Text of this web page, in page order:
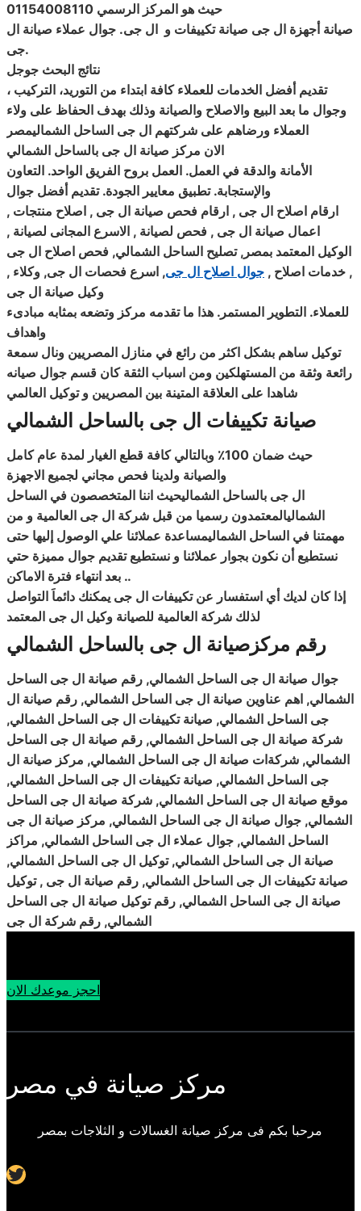
حيث هو المركز الرسمي 01154008110
صيانة أجهزة ال جى صيانة تكييفات و ال جى. جوال عملاء صيانة ال
جى.
نتائج البحث جوجل
تقديم أفضل الخدمات للعملاء كافة ابتداء من التوريد، التركيب ،
وجوال ما بعد البيع والاصلاح والصيانة وذلك بهدف الحفاظ على ولاء
العملاء ورضاهم على شركتهم ال جى الساحل الشماليمصر
الان مركز صيانة ال جى بالساحل الشمالي
الأمانة والدقة في العمل. العمل بروح الفريق الواحد. التعاون
والإستجابة. تطبيق معايير الجودة. تقديم أفضل جوال
ارقام اصلاح ال جى , ارقام فحص صيانة ال جى , اصلاح منتجات ,
اعمال صيانة ال جى , فحص لصيانة , الاسرع المجانى لصيانة ,
الوكيل المعتمد بمصر, تصليح الساحل الشمالي, فحص اصلاح ال جى
, خدمات اصلاح , جوال اصلاح ال جى, اسرع فحصات ال جى, وكلاء ,
وكيل صيانة ال جى
للعملاء. التطوير المستمر. هذا ما تقدمه مركز وتضعه بمثابه مبادىء
واهداف
توكيل ساهم بشكل اكثر من رائع في منازل المصريين ونال سمعة
رائعة وثقة من المستهلكين ومن اسباب الثقة كان قسم جوال صيانه
شاهدا على العلاقة المتينة بين المصريين و توكيل العالمي
صيانة تكييفات ال جى بالساحل الشمالي
حيث ضمان 100٪ وبالتالي كافة قطع الغيار لمدة عام كامل
والصيانة ولدينا فحص مجاني لجميع الاجهزة
ال جى بالساحل الشماليحيث اننا المتخصصون في الساحل
الشماليالمعتمدون رسميا من قبل شركة ال جى العالمية و من
مهمتنا في الساحل الشماليمساعدة عملائنا علي الوصول إليها حتى
نستطيع أن نكون بجوار عملائنا و نستطيع تقديم جوال مميزة حتي
..
إذا كان لديك أي استفسار عن تكييفات ال جى يمكنك دائماَ التواصل
لذلك شركة العالمية للصيانة وكيل ال جى المعتمد
رقم مركزصيانة ال جى بالساحل الشمالي
جوال صيانة ال جى الساحل الشمالي, رقم صيانة ال جى الساحل
الشمالي, اهم عناوين صيانة ال جى الساحل الشمالي, رقم صيانة ال
جى الساحل الشمالي, صيانة تكييفات ال جى الساحل الشمالي,
شركة صيانة ال جى الساحل الشمالي, رقم صيانة ال جى الساحل
الشمالي, شركةات صيانة ال جى الساحل الشمالي, مركز صيانة ال
جى الساحل الشمالي, صيانة تكييفات ال جى الساحل الشمالي,
موقع صيانة ال جى الساحل الشمالي, شركة صيانة ال جى الساحل
الشمالي, جوال صيانة ال جى الساحل الشمالي, مركز صيانة ال جى
الساحل الشمالي, جوال عملاء ال جى الساحل الشمالي, مراكز
صيانة ال جى الساحل الشمالي, توكيل ال جى الساحل الشمالي,
صيانة تكييفات ال جى الساحل الشمالي, رقم صيانة ال جى , توكيل
صيانة ال جى الساحل الشمالي, رقم توكيل صيانة ال جى الساحل
الشمالي, رقم شركة ال جى
احجز موعدك الان
مركز صيانة في مصر
مرحبا بكم فى مركز صيانة الغسالات و الثلاجات بمصر
Twitter